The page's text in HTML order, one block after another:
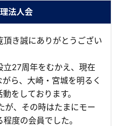
法人会
き誠にありがとうござい
立27周年をむかえ、現在
ら、大崎・宮城を明るく
をしております。
が、その時はたまにモー
度の会員でした。